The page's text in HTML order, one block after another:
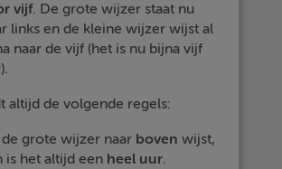
vijf. De grote wijzer staat nu
links en de kleine wijzer wijst al
naar de vijf (het is nu bijna vijf
altijd de volgende regels:
de grote wijzer naar boven wijst,
is het altijd een heel uur.